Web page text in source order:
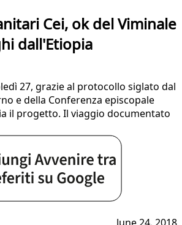
Cei, ok del Viminale
dall'Etiopia
27, grazie al protocollo siglato dal
e della Conferenza episcopale
il progetto. Il viaggio documentato